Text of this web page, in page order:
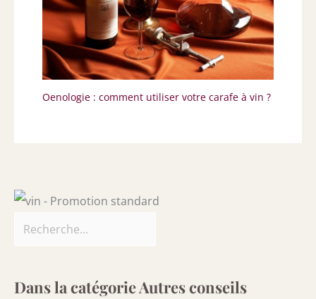
Oenologie : comment utiliser votre carafe à vin ?
Dans la catégorie Autres conseils